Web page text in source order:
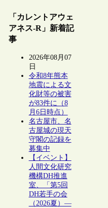
「カレントアウェ
アネス-R」新着記
事
2026年08月07
日
令和8年熊本
地震による文
化財等の被害
が83件に（8
月6日時点）
名古屋市、名
古屋城の現天
守閣の記録を
募集中
【イベント】
人間文化研究
機構DH推進
室、「第5回
DH若手の会
（2026夏）―